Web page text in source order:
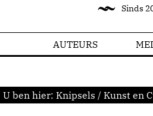
Sinds
AUTEURS
U ben hier: Knipsels / Kunst en